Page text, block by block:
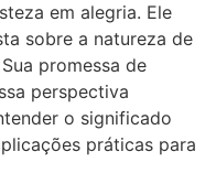
em alegria. Ele
sobre a natureza de
promessa de
perspectiva
o significado
práticas para